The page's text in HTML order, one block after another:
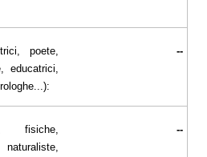
poete,
educatrici,
--
fisiche,
--